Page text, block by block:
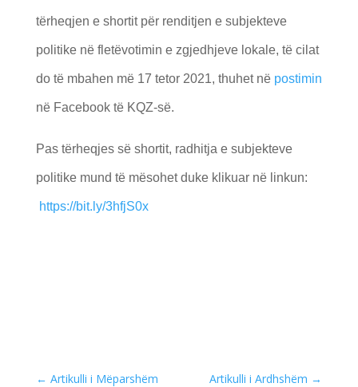
tërheqjen e shortit për renditjen e subjekteve
politike në fletëvotimin e zgjedhjeve lokale, të cilat
do të mbahen më 17 tetor 2021, thuhet në postimin
në Facebook të KQZ-së.
Pas tërheqjes së shortit, radhitja e subjekteve
politike mund të mësohet duke klikuar në linkun:
https://bit.ly/3hfjS0x
← Artikulli i Mëparshëm Artikulli i Ardhshëm →